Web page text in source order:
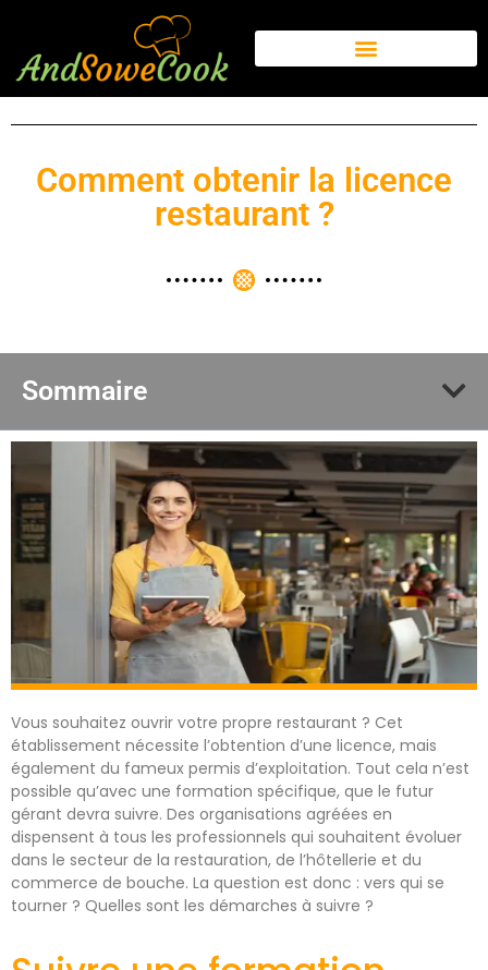
Comment obtenir la licence
restaurant ?
Sommaire
Vous souhaitez ouvrir votre propre restaurant ? Cet
établissement nécessite l’obtention d’une licence, mais
également du fameux permis d’exploitation. Tout cela n’est
possible qu’avec une formation spécifique, que le futur
gérant devra suivre. Des organisations agréées en
dispensent à tous les professionnels qui souhaitent évoluer
dans le secteur de la restauration, de l’hôtellerie et du
commerce de bouche. La question est donc : vers qui se
tourner ? Quelles sont les démarches à suivre ?